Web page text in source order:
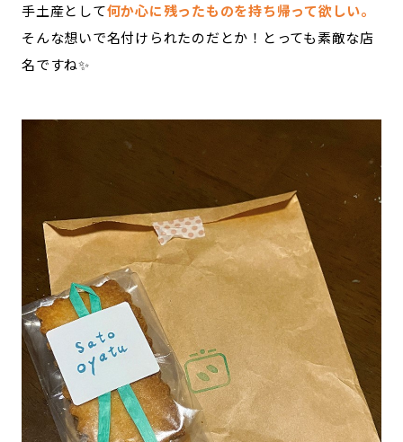
手土産として何か心に残ったものを持ち帰って欲しい。
そんな想いで名付けられたのだとか！とっても素敵な店
名ですね✨